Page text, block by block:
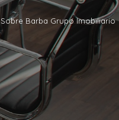
Sobre Barba Grupo Imobiliario